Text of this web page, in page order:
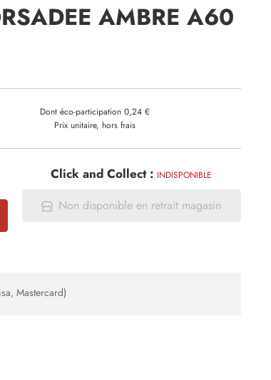
AMBRE A60
Dont éco-participation 0,24 €
Prix unitaire, hors frais
Click and Collect : INDISPONIBLE
Non disponible en retrait magasin
Mastercard)